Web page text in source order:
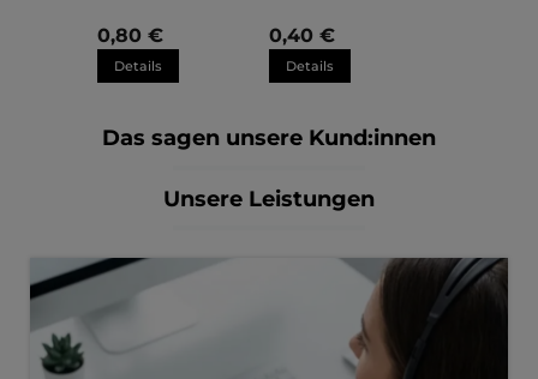
Sara
0,80 €
Details
Sara
0,40 €
Details
Das sagen unsere Kund:innen
Unsere Leistungen